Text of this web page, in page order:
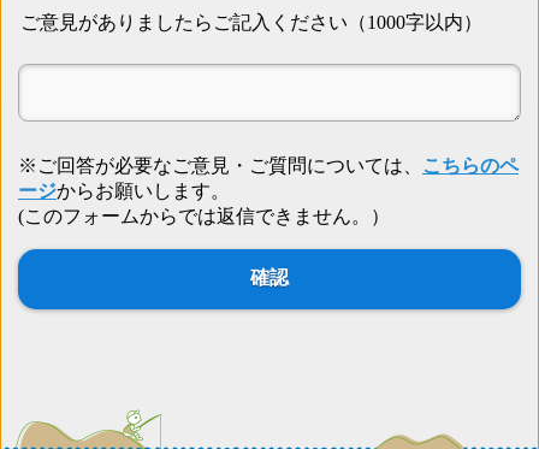
ご意見がありましたらご記入ください（1000字以内）
※ご回答が必要なご意見・ご質問については、
こちらのペ
ージからお願いします。
(このフォームからでは返信できません。）